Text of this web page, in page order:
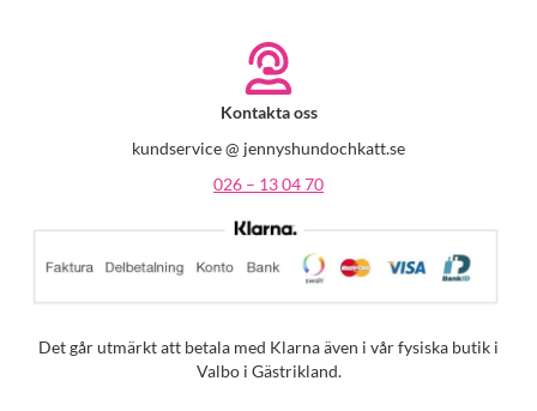
Kontakta oss
kundservice @ jennyshundochkatt.se
026 – 13 04 70
Det går utmärkt att betala med Klarna även i vår fysiska butik i
Valbo i Gästrikland.